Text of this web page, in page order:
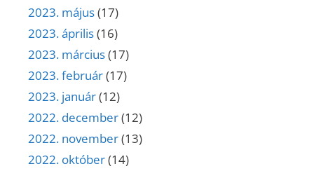
2023. május(17)
2023. április(16)
2023. március(17)
2023. február(17)
2023. január(12)
2022. december(12)
2022. november(13)
2022. október(14)